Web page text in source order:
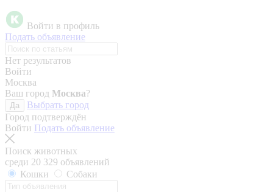
Войти в профиль
Подать объявление
Нет результатов
Войти
Москва
Ваш город Москва?
Да
Выбрать город
Город подтверждён
Войти Подать объявление
Поиск животных
среди 20 329 объявлений
Кошки
Собаки